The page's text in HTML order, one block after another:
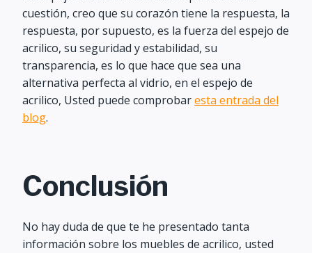
cuestión, creo que su corazón tiene la respuesta, la
respuesta, por supuesto, es la fuerza del espejo de
acrilico, su seguridad y estabilidad, su
transparencia, es lo que hace que sea una
alternativa perfecta al vidrio, en el espejo de
acrilico, Usted puede comprobaresta entrada del
blog.
Conclusión
No hay duda de que te he presentado tanta
información sobre los muebles de acrilico, usted